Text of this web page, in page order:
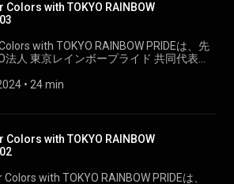
Colors with TOKYO RAINBOW
with TOKYO RAINBOW PRIDEは、先
法人 東京レインボープライド 共同代表理
返り後半です。（PART②）
• 24 min
Colors with TOKYO RAINBOW
with TOKYO RAINBOW PRIDEは、